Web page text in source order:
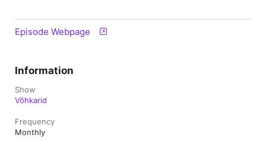
Episode Webpage
Information
Show
Võhkarid
Frequency
Monthly